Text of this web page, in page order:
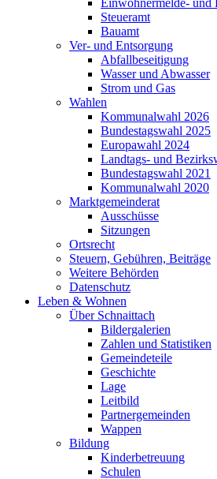
Einwohnermelde- und
Steueramt
Bauamt
Ver- und Entsorgung
Abfallbeseitigung
Wasser und Abwasser
Strom und Gas
Wahlen
Kommunalwahl 2026
Bundestagswahl 2025
Europawahl 2024
Landtags- und
Bundestagswahl 2021
Kommunalwahl 2020
Marktgemeinderat
Ausschüsse
Sitzungen
Ortsrecht
Steuern, Gebühren, Beiträge
Weitere Behörden
Datenschutz
Leben & Wohnen
Über Schnaittach
Bildergalerien
Zahlen und Statistiken
Gemeindeteile
Geschichte
Lage
Leitbild
Partnergemeinden
Wappen
Bildung
Kinderbetreuung
Schulen